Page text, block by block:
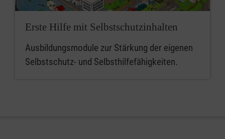
Erste Hilfe mit Selbstschutzinhalten
Ausbildungsmodule zur Stärkung der eigenen
Selbstschutz- und Selbsthilfefähigkeiten.